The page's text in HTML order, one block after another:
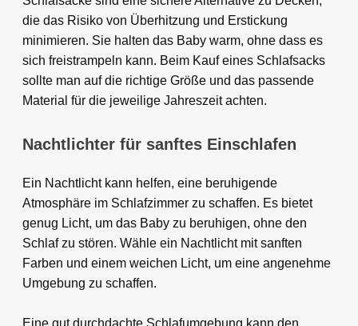
die das Risiko von Überhitzung und Erstickung
minimieren. Sie halten das Baby warm, ohne dass es
sich freistrampeln kann. Beim Kauf eines Schlafsacks
sollte man auf die richtige Größe und das passende
Material für die jeweilige Jahreszeit achten.
Nachtlichter für sanftes Einschlafen
Ein Nachtlicht kann helfen, eine beruhigende
Atmosphäre im Schlafzimmer zu schaffen. Es bietet
genug Licht, um das Baby zu beruhigen, ohne den
Schlaf zu stören. Wähle ein Nachtlicht mit sanften
Farben und einem weichen Licht, um eine angenehme
Umgebung zu schaffen.